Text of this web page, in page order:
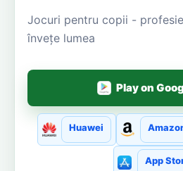
Jocuri pentru copii -
învețe lumea
Play on
Huawei
App